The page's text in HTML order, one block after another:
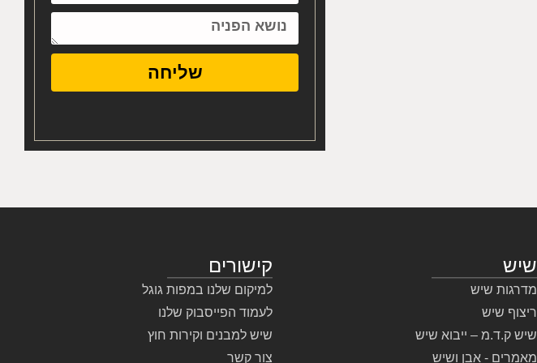
שליחה
שיש
מדרגות שיש
ריצוף שיש
שיש ק.ד.מ – ייבוא שיש
מאמרים - אבן ושיש
קישורים
למיקום שלנו במפות גוגל
לעמוד הפייסבוק שלנו
שיש למבנים וקירות חוץ
צור קשר